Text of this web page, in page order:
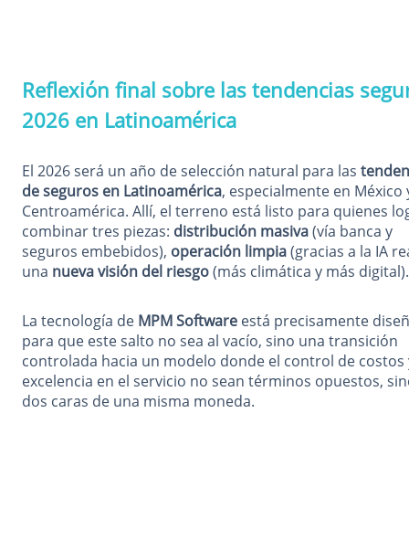
Reflexión final sobre las tendencias
2026 en Latinoamérica
El 2026 será un año de selección natural para las
de seguros en Latinoamérica, especialmente en México
Centroamérica. Allí, el terreno está listo para quienes
combinar tres piezas: distribución masiva(vía banca y
seguros embebidos), operación limpia(gracias a la IA
una nueva visión del riesgo(más climática y más digital).
La tecnología de MPM Software está precisamente
para que este salto no sea al vacío, sino una transición
controlada hacia un modelo donde el control de costos
excelencia en el servicio no sean términos opuestos,
dos caras de una misma moneda.